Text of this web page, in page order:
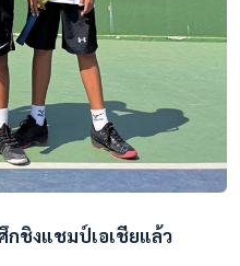
ชิงแชมป์เอเชียแล้ว